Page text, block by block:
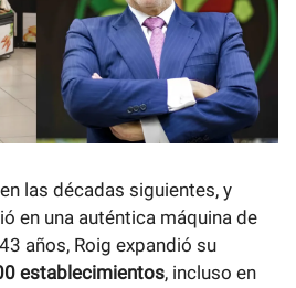
las décadas siguientes, y
en una auténtica máquina de
años, Roig expandió su
establecimientos, incluso en